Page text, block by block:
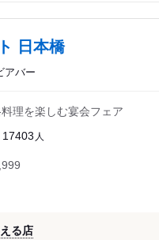
日本橋
アバー
理を楽しむ宴会フェア
17403 人
る店